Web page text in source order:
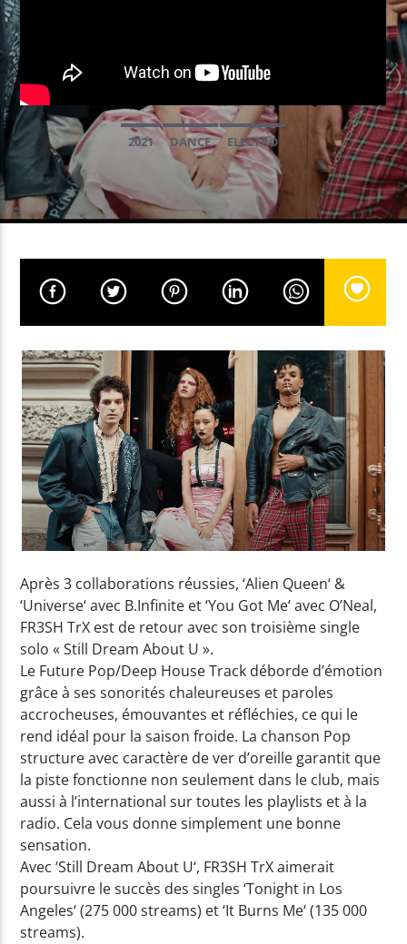
EN CE MOMENT
BENJI CANDELARIO / ANTOAN SALIH TOWE
EMISSION EN COURS
NON-STOP MUSIC
12:00 13:59
UPCOMING SHOW
NON-STOP MUSIC
14:00 16:59
Yellow Radio
Yellow Riviera
Yellow Party
2021 DANCE ELECTRO
Après 3 collaborations réussies, ‘Alien Queen‘ &
‘Universe‘ avec B.Infinite et ‘You Got Me‘ avec O’Neal,
FR3SH TrX est de retour avec son troisième single
solo « Still Dream About U ».
Le Future Pop/Deep House Track déborde d’émotion
grâce à ses sonorités chaleureuses et paroles
accrocheuses, émouvantes et réfléchies, ce qui le
rend idéal pour la saison froide. La chanson Pop
structure avec caractère de ver d’oreille garantit que
la piste fonctionne non seulement dans le club, mais
aussi à l’international sur toutes les playlists et à la
radio. Cela vous donne simplement une bonne
sensation.
Avec ‘Still Dream About U‘, FR3SH TrX aimerait
poursuivre le succès des singles ‘Tonight in Los
Angeles‘ (275 000 streams) et ‘It Burns Me‘ (135 000
streams).